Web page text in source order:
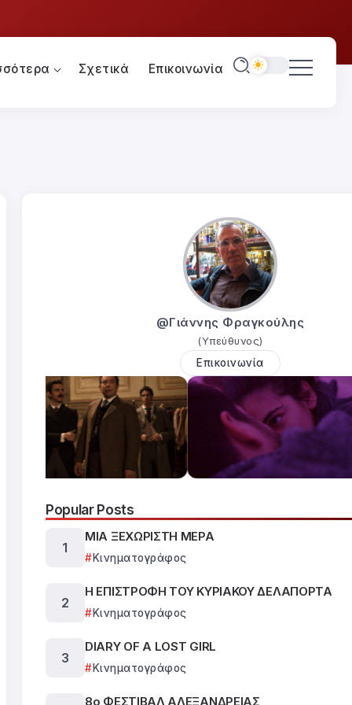
Σχετικά Επικοινωνία
@Γιάννης Φραγκούλης
(Υπεύθυνος)
Επικοινωνία
Popular Posts
ΜΙΑ ΞΕΧΩΡΙΣΤΗ ΜΕΡΑ
Κινηματογράφος
Η ΕΠΙΣΤΡΟΦΗ ΤΟΥ ΚΥΡΙΑΚΟΥ ΔΕΛΑΠΟΡΤΑ
Κινηματογράφος
DIARY OF A LOST GIRL
Κινηματογράφος
8ο ΦΕΣΤΙΒΑΛ ΑΛΕΞΑΝΔΡΕΙΑΣ